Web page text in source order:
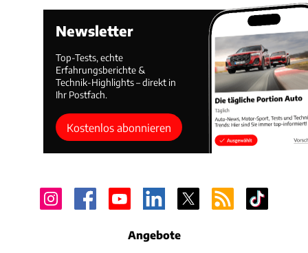
Newsletter
Top-Tests, echte
Erfahrungsberichte &
Technik-Highlights – direkt in
Ihr Postfach.
Kostenlos abonnieren
Angebote